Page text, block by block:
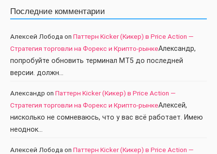
Последние комментарии
Алексей Лобода on Паттерн Kicker (Кикер) в Price Action —
Стратегия торговли на Форекс и Крипто-рынкеАлександр,
попробуйте обновить терминал МТ5 до последней
версии. должн…
Александр on Паттерн Kicker (Кикер) в Price Action —
Стратегия торговли на Форекс и Крипто-рынкеАлексей,
нисколько не сомневаюсь, что у вас всё работает. Имею
неоднок…
Алексей Лобода on Паттерн Kicker (Кикер) в Price Action —